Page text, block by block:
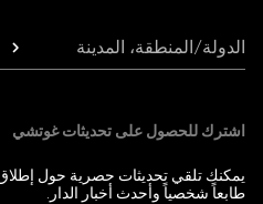
الدولة/المنطقة، المدينة
اشترك للحصول على تحديثات غوتشي
يمكنك تلقي تحديثات حصرية حول
طابعاً شخصياً وأحدث أخبار الدار.